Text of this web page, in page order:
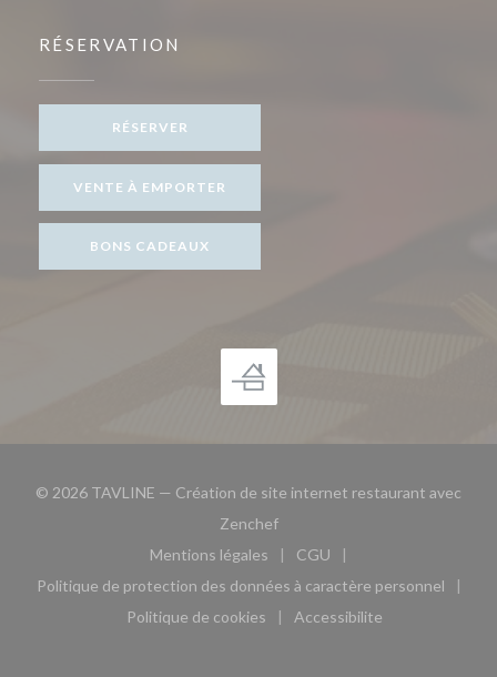
RÉSERVATION
RÉSERVER
VENTE À EMPORTER
BONS CADEAUX
© 2026 TAVLINE — Création de site internet restaurant avec
Zenchef((ouvre une nouvelle fenêtre))
Mentions légales
((ouvre une nouvelle fenêtre))
CGU
((ouvre une nouvelle
Politique de protection des données à caractère personnel
((ouvre une nouvelle fenêtre))
Politique de cookies
((ouvre une nouvelle fenêtre))
Accessibilite